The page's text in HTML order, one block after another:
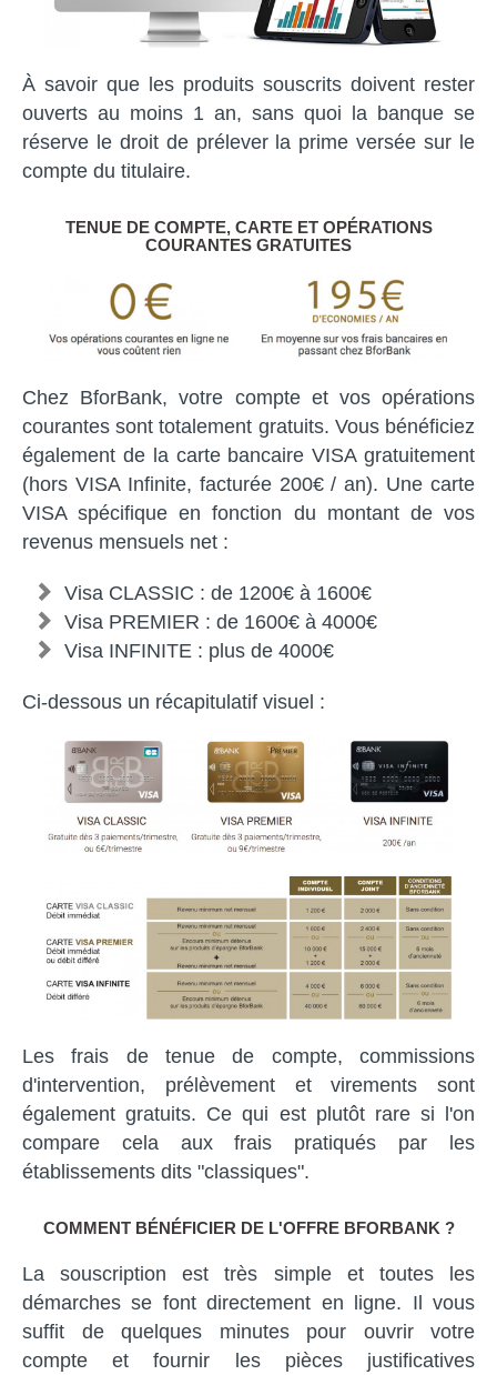
À savoir que les produits souscrits doivent rester
ouverts au moins 1 an, sans quoi la banque se
réserve le droit de prélever la prime versée sur le
compte du titulaire.
TENUE DE COMPTE, CARTE ET OPÉRATIONS
COURANTES GRATUITES
Chez BforBank, votre compte et vos opérations
courantes sont totalement gratuits. Vous bénéficiez
également de la carte bancaire VISA gratuitement
(hors VISA Infinite, facturée 200€ / an). Une carte
VISA spécifique en fonction du montant de vos
revenus mensuels net :
Visa CLASSIC : de 1200€ à 1600€
Visa PREMIER : de 1600€ à 4000€
Visa INFINITE : plus de 4000€
Ci-dessous un récapitulatif visuel :
Les frais de tenue de compte, commissions
d'intervention, prélèvement et virements sont
également gratuits. Ce qui est plutôt rare si l'on
compare cela aux frais pratiqués par les
établissements dits "classiques".
COMMENT BÉNÉFICIER DE L'OFFRE BFORBANK ?
La souscription est très simple et toutes les
démarches se font directement en ligne. Il vous
suffit de quelques minutes pour ouvrir votre
compte et fournir les pièces justificatives